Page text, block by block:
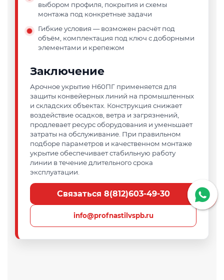
выбором профиля, покрытия и схемы
монтажа под конкретные задачи
Гибкие условия — возможен расчёт под
объём, комплектация под ключ с доборными
элементами и крепежом
Заключение
Арочное укрытие Н60ПГ применяется для
защиты конвейерных линий на промышленных
и складских объектах. Конструкция снижает
воздействие осадков, ветра и загрязнений,
продлевает ресурс оборудования и уменьшает
затраты на обслуживание. При правильном
подборе параметров и качественном монтаже
укрытие обеспечивает стабильную работу
линии в течение длительного срока
эксплуатации.
Связаться 8(812)603-49-30
info@profnastilvspb.ru